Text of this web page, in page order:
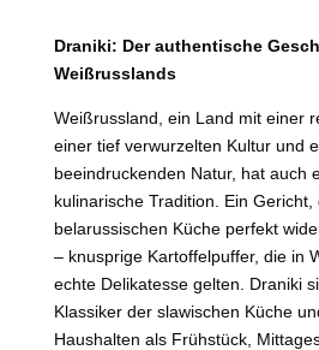
Draniki: Der authentische
Weißrusslands
Weißrussland, ein Land mit einer
einer tief verwurzelten Kultur und
beeindruckenden Natur, hat auch
kulinarische Tradition. Ein
belarussischen Küche perfekt
– knusprige Kartoffelpuffer, die in
echte Delikatesse gelten. Draniki
Klassiker der slawischen Küche
Haushalten als Frühstück,